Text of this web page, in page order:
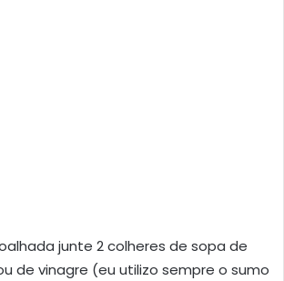
junte 2 colheres de sopa de
de vinagre (eu utilizo sempre o sumo